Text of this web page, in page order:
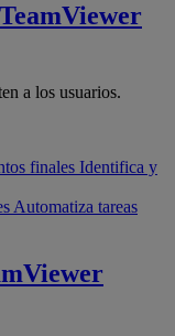
TeamViewer
a los usuarios.
finales Identifica y
Automatiza tareas